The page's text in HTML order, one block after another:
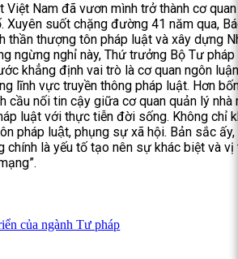
Nam đã vươn mình trở thành cơ
Xuyên suốt chặng đường 41 năm qua,
thần thượng tôn pháp luật và xây dựng
ngừng nghỉ này, Thứ trưởng Bộ Tư pháp
khẳng định vai trò là cơ quan ngôn
lĩnh vực truyền thông pháp luật. Hơn
cầu nối tin cậy giữa cơ quan quản lý nhà
luật với thực tiễn đời sống. Không chỉ
pháp luật, phụng sự xã hội. Bản sắc
chính là yếu tố tạo nên sự khác biệt và vị
của ngành Tư pháp